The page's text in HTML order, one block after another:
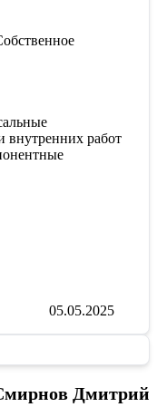
внутренних работ
05.05.2025
Дмитрий